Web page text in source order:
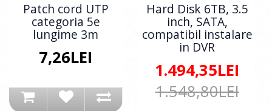
Patch cord UTP
categoria 5e
lungime 3m
7,26LEI
Hard Disk 6TB, 3.5
inch, SATA,
compatibil instalare
in DVR
1.494,35LEI
1.548,80LEI